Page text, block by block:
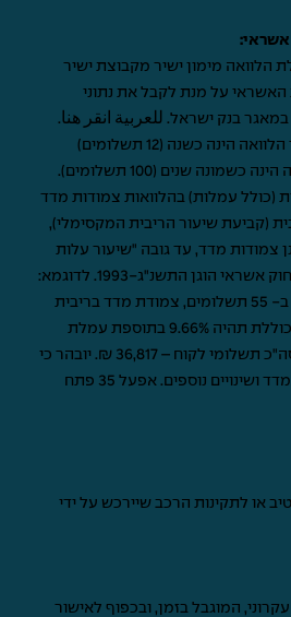
אשראי:
הלוואה מימון ישיר מקבוצת ישיר
האשראי על מנת לקבל את נתוני
במאגר בנק ישראל. للعربية انقر هنا.
התקופה המינימלית להחזר הלוואה הינה כשנה (12 תשלומים)
והמקסימלית להחזר הלוואה הינה כשמונה שנים (100 תשלומים).
(כולל עמלות) בהלוואות צמודות מדד
הריבית (קביעת שיעור הריבית המקסימלי),
שאינן צמודות מדד, עד גובה "שיעור עלות
האשראי המרבי" בהתאם לחוק אשראי הוגן התשנ"ג-1993. לדוגמא:
בהלוואה על סך 30,000 ₪, ב- 55 תשלומים, צמודת מדד בריבית
בשיעור של 8.5%, העלות הכוללת תהיה 9.66% בתוספת עמלת
פתיחת תיק בסך 490 ₪. *סה"כ תשלומי לקוח – 36,817 ₪. יובהר כי
ההערכה כפופה לשינויים במדד ושינויים נוספים. אפעל 35 פתח
או לתקינות הרכב שיירכש על ידי
המוגבל בזמן, ובכפוף לאישור